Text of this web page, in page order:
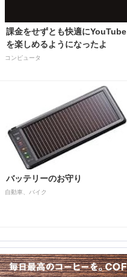
課金をせずとも快適にYouTube
を楽しめるようになったよ
コンピュータ
バッテリーのお守り
自動車、バイク